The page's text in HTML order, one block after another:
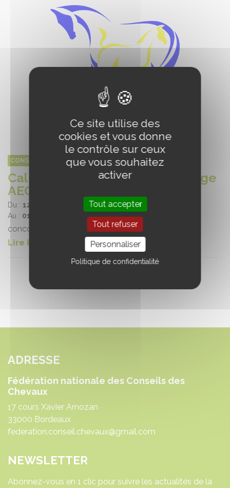
CONSEIL EQUIN RÉGION CENTRE VAL DE LOIRE (CERC)
Calendrier des concours élevage
AECVL 2025
Du : 12/03/2025
Au : 01/12/2025
concours élevage
Lire la suite
ADRESSE
Fédération nationale des Conseils des
Chevaux
17 cours Xavier Arnozan
33000 Bordeaux
federation.conseil.chevaux@gmail.com
NEWSLETTER
Abonnez-vous en 1 clic pour suivre les actualités de la
Ce site utilise des
cookies et vous donne
le contrôle sur ceux
que vous souhaitez
activer
Tout accepter
Tout refuser
Personnaliser
Politique de confidentialité